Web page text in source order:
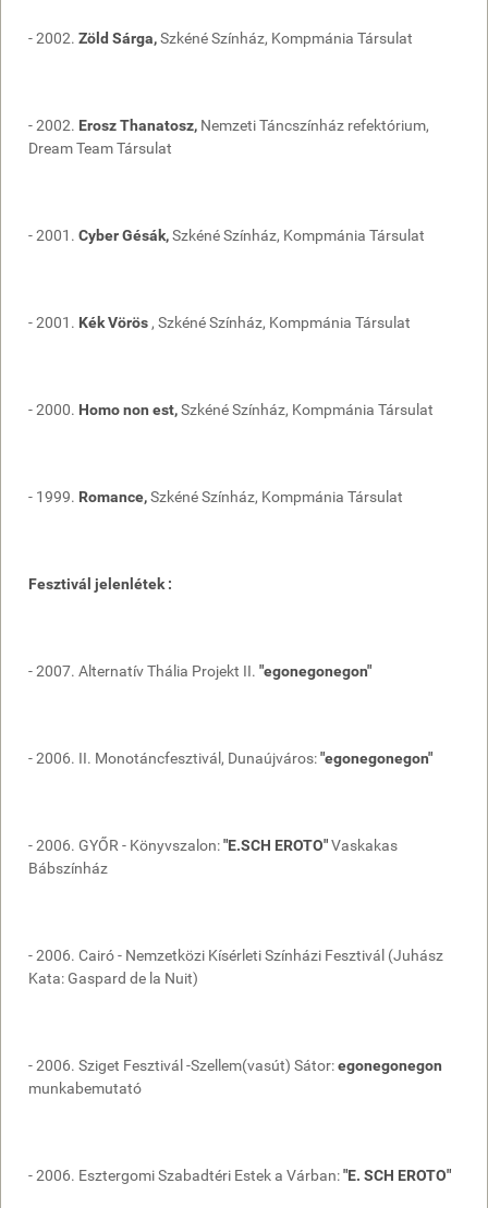
- 2002. Zöld Sárga,Szkéné Színház, Kompmánia Társulat
- 2002. Erosz Thanatosz, Nemzeti Táncszínház refektórium,
Dream Team Társulat
- 2001. Cyber Gésák,Szkéné Színház, Kompmánia Társulat
- 2001. Kék Vörös , Szkéné Színház, Kompmánia Társulat
- 2000. Homo non est,Szkéné Színház, Kompmánia Társulat
- 1999. Romance,Szkéné Színház, Kompmánia Társulat
Fesztivál jelenlétek :
- 2007. Alternatív Thália Projekt II. "egonegonegon"
- 2006. II. Monotáncfesztivál, Dunaújváros:"egonegonegon"
- 2006. GYŐR - Könyvszalon:"E.SCH EROTO"Vaskakas
Bábszínház
- 2006. Cairó - Nemzetközi Kísérleti Színházi Fesztivál (Juhász
Kata: Gaspard de la Nuit)
- 2006. Sziget Fesztivál -Szellem(vasút) Sátor:egonegonegon
munkabemutató
- 2006. Esztergomi Szabadtéri Estek a Várban:"E. SCH EROTO"